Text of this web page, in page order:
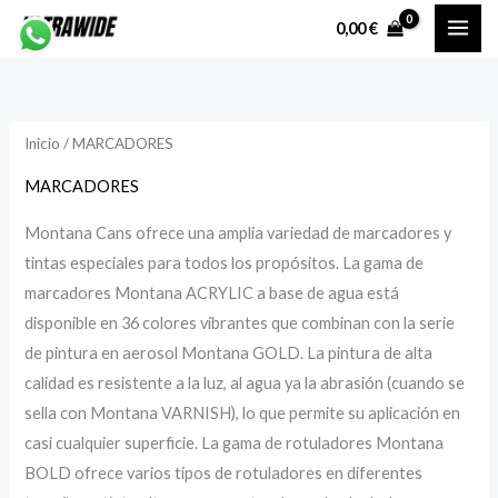
0,00€
Inicio / MARCADORES
MARCADORES
Montana Cans ofrece una amplia variedad de marcadores y
tintas especiales para todos los propósitos. La gama de
marcadores Montana ACRYLIC a base de agua está
disponible en 36 colores vibrantes que combinan con la serie
de pintura en aerosol Montana GOLD. La pintura de alta
calidad es resistente a la luz, al agua ya la abrasión (cuando se
sella con Montana VARNISH), lo que permite su aplicación en
casi cualquier superficie. La gama de rotuladores Montana
BOLD ofrece varios tipos de rotuladores en diferentes